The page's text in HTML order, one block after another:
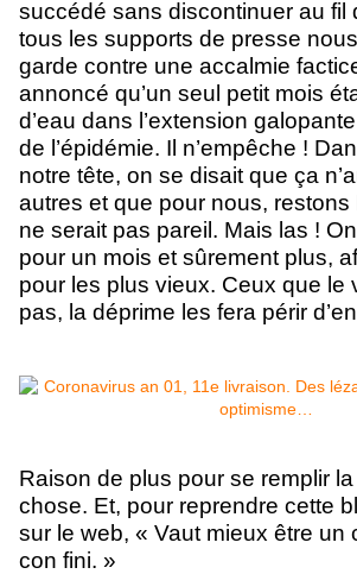
succédé sans discontinuer au fil
tous les supports de presse
garde contre une accalmie
annoncé qu’un seul petit mois
d’eau dans l’extension
de l’épidémie. Il n’empêche !
notre tête, on se disait que ça
autres et que pour nous, restons
ne serait pas pareil. Mais las !
pour un mois et sûrement plus,
pour les plus vieux. Ceux que le
pas, la déprime les fera périr
Raison de plus pour se remplir la
chose. Et, pour reprendre cette
sur le web, « Vaut mieux être un
con fini. »